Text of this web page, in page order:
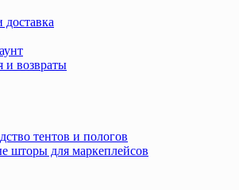
доставка
и возвраты
тентов и пологов
шторы для маркеплейсов